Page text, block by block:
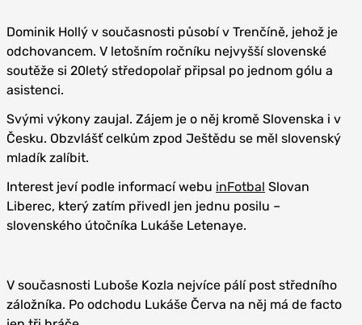
Dominik Hollý v současnosti působí v Trenčíně, jehož je
odchovancem. V letošním ročníku nejvyšší slovenské
soutěže si 20letý středopolař připsal po jednom gólu a
asistenci.
Svými výkony zaujal. Zájem je o něj kromě Slovenska i v
Česku. Obzvlášť celkům zpod Ještědu se měl slovenský
mladík zalíbit.
Interest jeví podle informací webu inFotbal Slovan
Liberec, který zatím přivedl jen jednu posilu –
slovenského útočníka Lukáše Letenaye.
V současnosti Luboše Kozla nejvíce pálí post středního
záložníka. Po odchodu Lukáše Červa na něj má de facto